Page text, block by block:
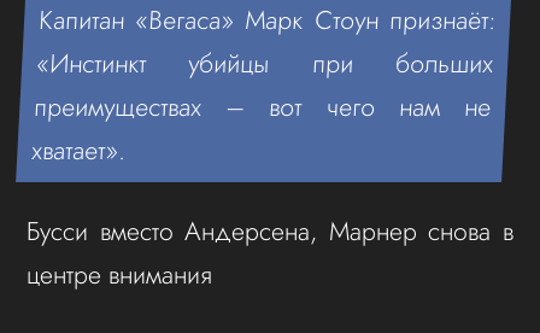
Капитан «Вегаса» Марк Стоун признаёт:
«Инстинкт убийцы при больших
преимуществах – вот чего нам не
хватает».
Бусси вместо Андерсена, Марнер снова в
центре внимания